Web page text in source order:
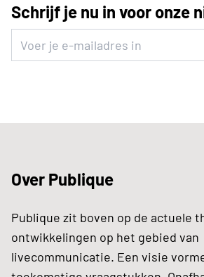
Schrijf je nu in voor onze
Over Publique
Publique zit boven op de actuele
ontwikkelingen op het gebied van
livecommunicatie. Een visie